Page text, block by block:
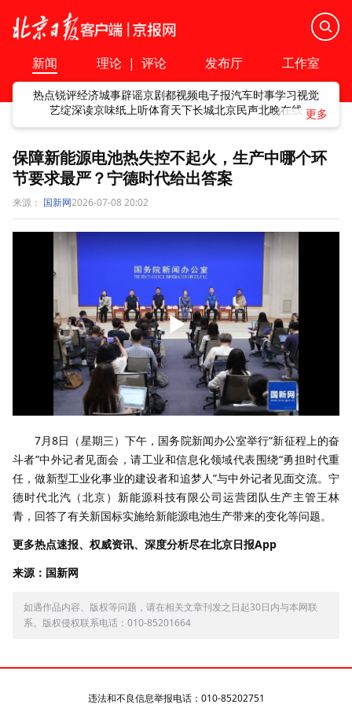
新闻 理论 | 评论 发布厅 工作室
热点锐评经济城事辟谣京剧都视频电子报汽车时事学习视觉
艺绽深读京味纸上听体育天下长城北京民声北晚在线
保障新能源电池热失控不起火，生产中哪个环
节要求最严？宁德时代给出答案
来源： 国新网2026-07-08 20:02
7月8日（星期三）下午，国务院新闻办公室举行“新征程上的奋
斗者”中外记者见面会，请工业和信息化领域代表围绕“勇担时代重
任，做新型工业化事业的建设者和追梦人”与中外记者见面交流。宁
德时代北汽（北京）新能源科技有限公司运营团队生产主管王林
青，回答了有关新国标实施给新能源电池生产带来的变化等问题。
更多热点速报、权威资讯、深度分析尽在北京日报App
来源：国新网
如遇作品内容、版权等问题，请在相关文章刊发之日起30日内与本网联
系。版权侵权联系电话：010-85201664
违法和不良信息举报电话：010-85202751